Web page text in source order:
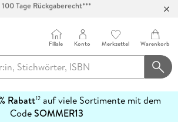
Abholung in über 100 Filialen
Filiale Konto Merkzettel Warenkorb
Rabatt12auf viele Sortimente mit dem
CodeSOMMER13